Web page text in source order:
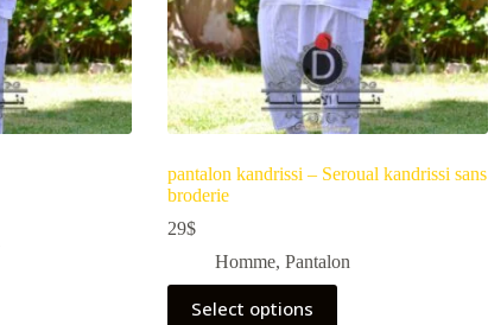
pantalon kandrissi – Seroual kandrissi sans
broderie
29$
Homme, Pantalon
Select options